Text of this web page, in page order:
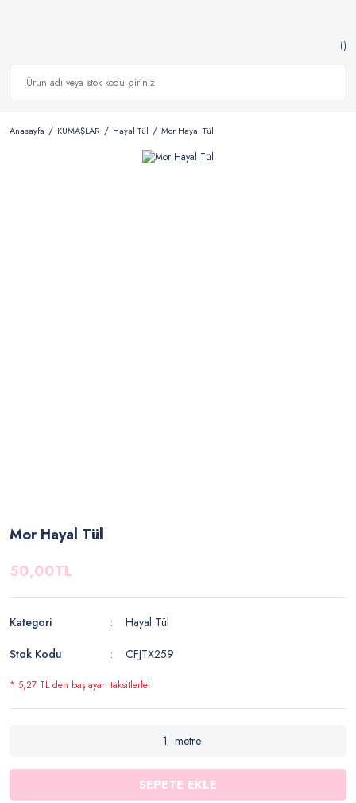
Anasayfa KUMAŞLAR Hayal Tül Mor Hayal Tül
Mor Hayal Tül
50,00TL
Kategori
Hayal Tül
Stok Kodu
CFJTX259
* 5,27 TL den başlayan taksitlerle!
metre
SEPETE EKLE